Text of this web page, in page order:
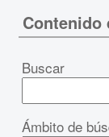
Contenido
Buscar
Ámbito de